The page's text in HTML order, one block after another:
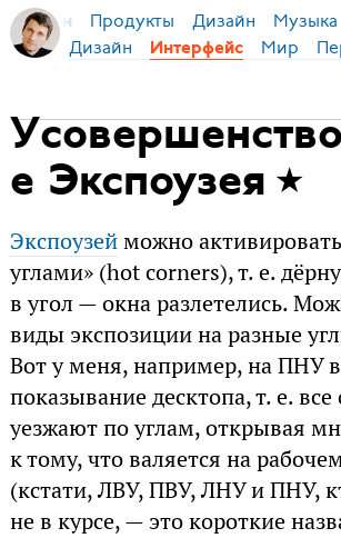
Бирман Продукты Дизайн Музыка
Дизайн Интерфейс Мир
е Экспоузея
Экспоузейможно
углами» (hot corners), т. е.
в угол — окна разлетелись.
виды экспозиции на разные
Вот у меня, например, на ПНУ
показывание десктопа, т. е.
уезжают по углам, открывая
к тому, что валяется на
(кстати, ЛВУ, ПВУ, ЛНУ и ПНУ,
не в курсе, — это короткие